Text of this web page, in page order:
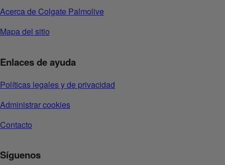
Acerca de Colgate Palmolive
Mapa del sitio
Enlaces de ayuda
Políticas legales y de privacidad
Administrar cookies
Contacto
Síguenos